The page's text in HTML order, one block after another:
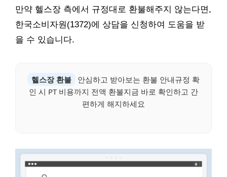
만약 헬스장 측에서 규정대로 환불해주지 않는다면,
한국소비자원(1372)에 상담을 신청하여 도움을 받
을 수 있습니다.
헬스장 환불
안심하고 받아보는 환불 안내규정 확
인 시 PT 비용까지 전액 환불지금 바로 확인하고 간
편하게 해지하세요